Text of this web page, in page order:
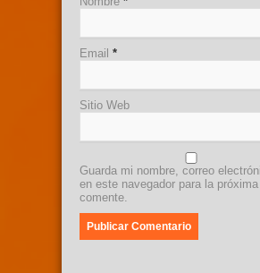
Email *
Sitio Web
Guarda mi nombre, correo
en este navegador para la
comente.